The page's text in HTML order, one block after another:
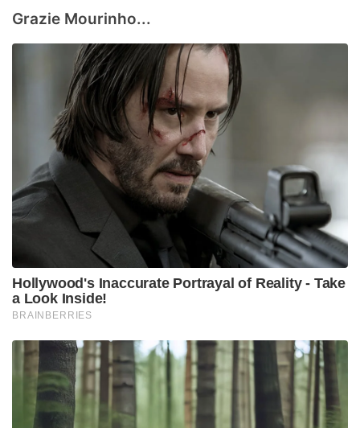
Grazie Mourinho...